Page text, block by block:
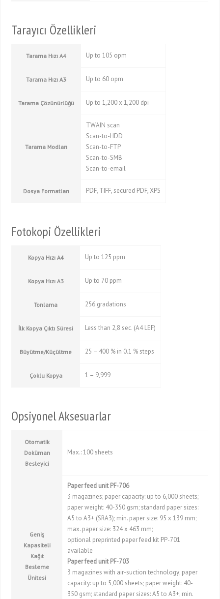
Tarayıcı Özellikleri
Tarama Hızı A4 Up to 105 opm
Tarama Hızı A3 Up to 60 opm
Tarama Çözünürlüğü Up to 1,200 x 1,200 dpi
Tarama Modları
TWAIN scan
Scan-to-HDD
Scan-to-FTP
Scan-to-SMB
Scan-to-email
Dosya Formatları PDF, TIFF, secured PDF, XPS
Fotokopi Özellikleri
Kopya Hızı A4 Up to 125 ppm
Kopya Hızı A3 Up to 70 ppm
Tonlama 256 gradations
İlk Kopya Çıktı Süresi Less than 2,8 sec. (A4 LEF)
Büyütme/Küçültme 25 – 400 % in 0.1 % steps
Çoklu Kopya 1 – 9,999
Opsiyonel Aksesuarlar
Otomatik
Doküman
Besleyici
Max.: 100 sheets
Geniş
Kapasiteli
Kağıt
Besleme
Ünitesi
Paper feed unit PF-706
3 magazines; paper capacity: up to 6,000 sheets;
paper weight: 40-350 gsm; standard paper sizes:
A5 to A3+ (SRA3); min. paper size: 95 x 139 mm;
max. paper size: 324 x 463 mm;
optional preprinted paper feed kit PP-701
available
Paper feed unit PF-703
3 magazines with air-suction technology; paper
capacity: up to 5,000 sheets; paper weight: 40-
350 gsm; standard paper sizes: A5 to A3+; min.